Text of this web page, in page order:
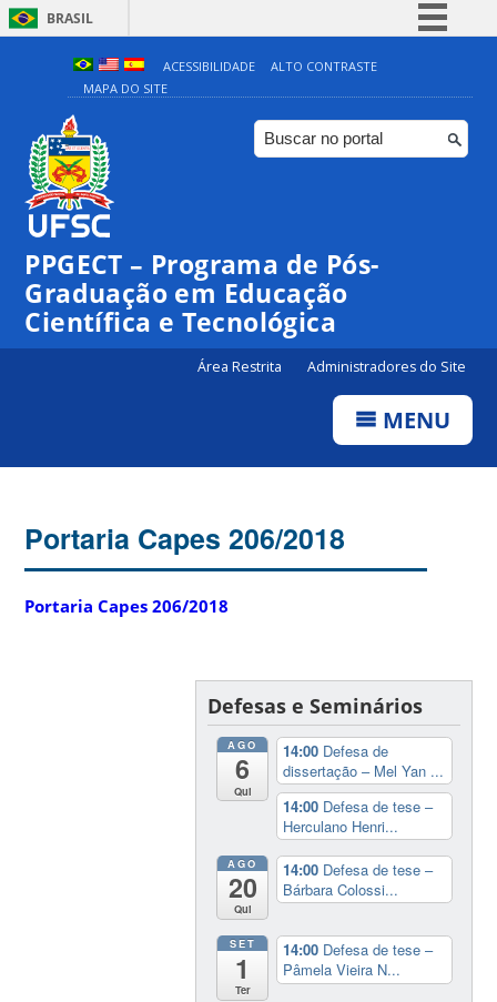
BRASIL
Simplifique!
Comunica BR
Participe
ACESSIBILIDADE
ALTO CONTRASTE
MAPA DO SITE
PPGECT – Programa de Pós-
Graduação em Educação
Científica e Tecnológica
Área Restrita Administradores do Site
MENU
Portaria Capes 206/2018
Portaria Capes 206/2018
Defesas e Seminários
AGO
6
Qui
14:00 Defesa de
dissertação – Mel Yan ...
14:00 Defesa de tese –
Herculano Henri...
AGO
20
Qui
14:00 Defesa de tese –
Bárbara Colossi...
SET
1
Ter
14:00 Defesa de tese –
Pâmela Vieira N...